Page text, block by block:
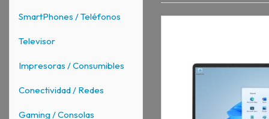
SmartPhones / Teléfonos
Televisor
Impresoras / Consumibles
Conectividad / Redes
Gaming / Consolas